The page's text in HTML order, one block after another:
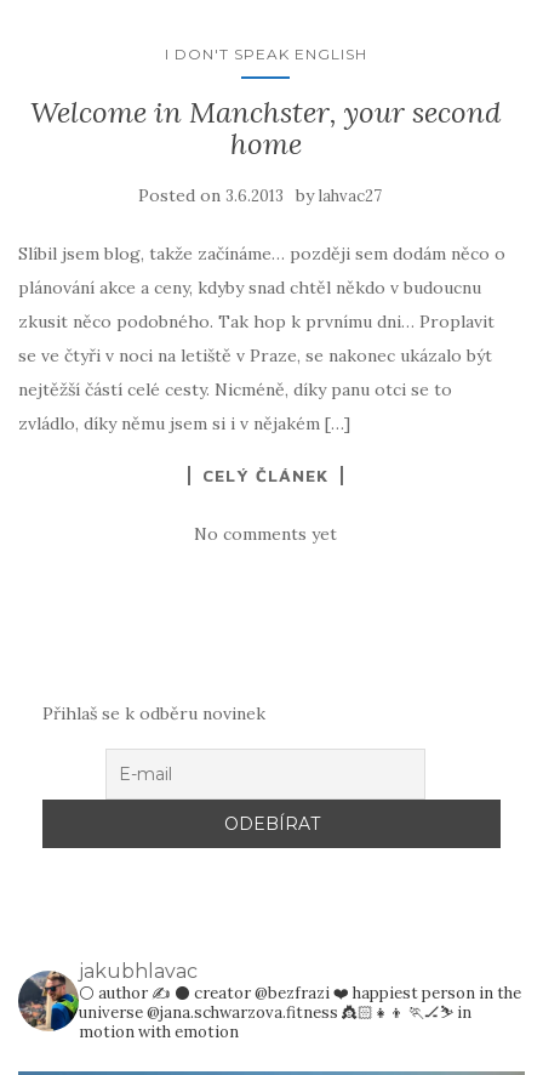
I DON'T SPEAK ENGLISH
Welcome in Manchster, your second
home
Posted on 3.6.2013 bylahvac27
Slíbil jsem blog, takže začínáme… později sem dodám něco o
plánování akce a ceny, kdyby snad chtěl někdo v budoucnu
zkusit něco podobného. Tak hop k prvnímu dni… Proplavit
se ve čtyři v noci na letiště v Praze, se nakonec ukázalo být
nejtěžší částí celé cesty. Nicméně, díky panu otci se to
zvládlo, díky němu jsem si i v nějakém […]
CELÝ ČLÁNEK
No comments yet
Přihlaš se k odběru novinek
jakubhlavac
⚪️ author ✍️ ⚫️ creator @bezfrazi❤️ happiest person in the
universe @jana.schwarzova.fitness 👸🏻👧👦 🏃🏒⛷️ in
motion with emotion